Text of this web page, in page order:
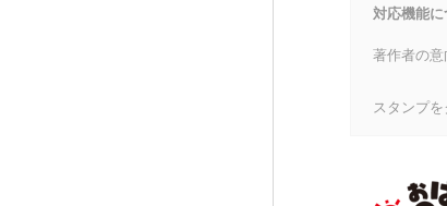
対応機能に
著作者の意
スタンプを